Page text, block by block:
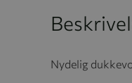
Nydelig